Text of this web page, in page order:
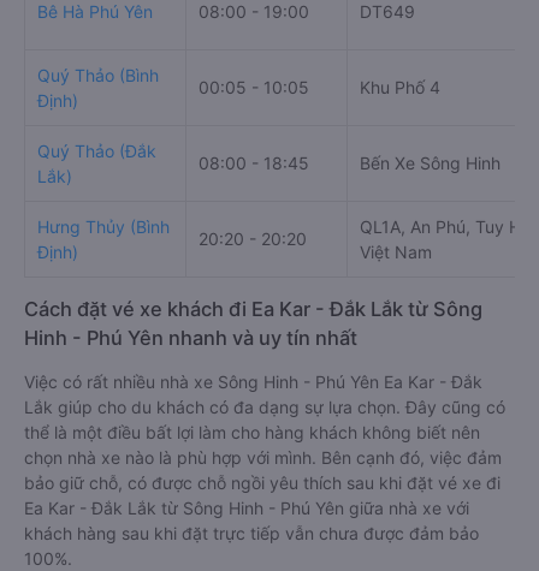
Bê Hà Phú Yên 08:00 - 19:00 DT649
Quý Thảo (Bình
Định)
00:05 - 10:05 Khu Phố 4
Quý Thảo (Đắk
Lắk)
08:00 - 18:45 Bến Xe Sông Hinh
Hưng Thủy (Bình
Định)
20:20 - 20:20
QL1A, An Phú, Tuy
Việt Nam
Cách đặt vé xe khách đi Ea Kar - Đắk Lắk từ Sông
Hinh - Phú Yên nhanh và uy tín nhất
Việc có rất nhiều nhà xe Sông Hinh - Phú Yên Ea Kar - Đắk
Lắk giúp cho du khách có đa dạng sự lựa chọn. Đây cũng có
thể là một điều bất lợi làm cho hàng khách không biết nên
chọn nhà xe nào là phù hợp với mình. Bên cạnh đó, việc đảm
bảo giữ chỗ, có được chỗ ngồi yêu thích sau khi đặt vé xe đi
Ea Kar - Đắk Lắk từ Sông Hinh - Phú Yên giữa nhà xe với
khách hàng sau khi đặt trực tiếp vẫn chưa được đảm bảo
100%.